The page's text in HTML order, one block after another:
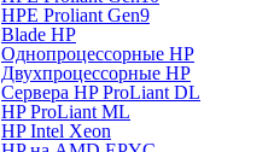
HPE Proliant Gen9
Blade HP
Однопроцессорные HP
Двухпроцессорные HP
Сервера HP ProLiant DL
HP ProLiant ML
HP Intel Xeon